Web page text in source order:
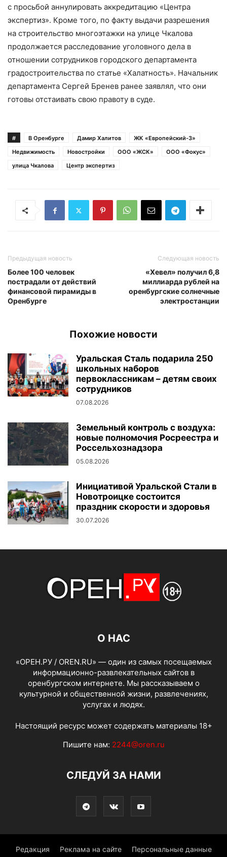
с просьбой аннулировать аккредитацию «Центра
экспертиз». Кроме того, по факту выдачи разрешения
на строительство многоэтажки на улице Чкалова
продолжается расследование уголовного дела в
отношении сотрудников городского департамента
градостроительства по статье «Халатность». Начальник
департамента Сергей Бренев ранее заявлял, что они
готовы отстаивать свою правоту в суде.
# В Оренбурге Дамир Халитов
ЖК «Европейский-3»
Недвижимость
Новостройки ООО «ЖСК»
ООО «Фокус»
улица Чкалова
Центр экспертиз
Предыдущая новость
Более 100 человек
пострадали от действий
финансовой пирамиды в
Оренбурге
Следующая новость
«Хевел» получил 6,8
миллиарда рублей на
оренбургские солнечные
электростанции
Похожие новости
Уральская Сталь подарила 250
школьных наборов
первоклассникам – детям своих
сотрудников
07.08.2026
Земельный контроль с воздуха:
новые полномочия Росреестра и
Россельхознадзора
05.08.2026
Инициативой Уральской Стали в
Новотроицке состоится
праздник скорости и здоровья
30.07.2026
О НАС
«ОРЕН.РУ / OREN.RU» — один из самых посещаемых
информационно-развлекательных сайтов в
оренбургском интернете. Мы рассказываем о
культурной и общественной жизни, развлечениях,
услугах и людях.
Настоящий ресурс может содержать материалы 18+
Пишите нам: 2244@oren.ru
СЛЕДУЙ ЗА НАМИ
Редакция Реклама на сайте Персональные данные